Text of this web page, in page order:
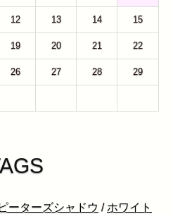
12 13 14 15
19 20 21 22
26 27 28 29
ピーターズシャドウ / ホワイト